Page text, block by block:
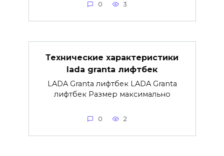
0 3
Технические характеристики
lada granta лифтбек
LADA Granta лифтбек LADA Granta
лифтбек Размер максимально
0 2